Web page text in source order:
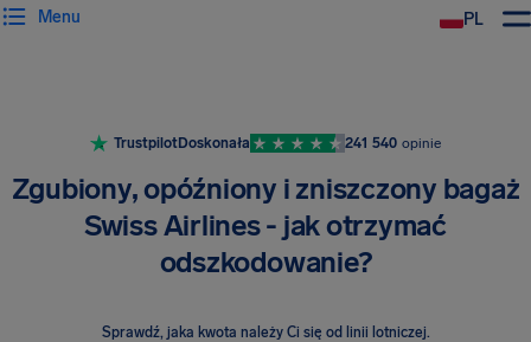
PL
Menu
TrustpilotDoskonała 241 540 opinie
Zgubiony, opóźniony i zniszczony bagaż
Swiss Airlines - jak otrzymać
odszkodowanie?
Sprawdź, jaka kwota należy Ci się od linii lotniczej.